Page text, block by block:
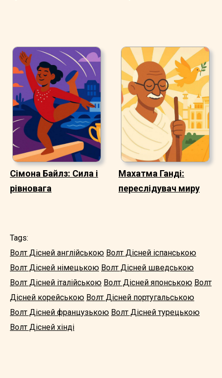
Сімона Байлз: Сила і
рівновага
Махатма Ганді:
переслідувач миру
Tags:
Волт Дісней англійською Волт Дісней іспанською
Волт Дісней німецькою Волт Дісней шведською
Волт Дісней італійською Волт Дісней японською Волт
Дісней корейською Волт Дісней португальською
Волт Дісней французькою Волт Дісней турецькою
Волт Дісней хінді